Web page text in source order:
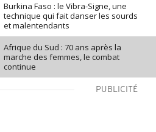
Burkina Faso : le Vibra-Signe, une
technique qui fait danser les sourds
et malentendants
Afrique du Sud : 70 ans après la
marche des femmes, le combat
continue
PUBLICITÉ